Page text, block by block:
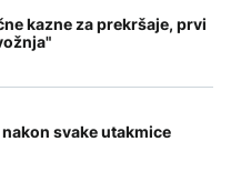
kazne za prekršaje, prvi
svake utakmice